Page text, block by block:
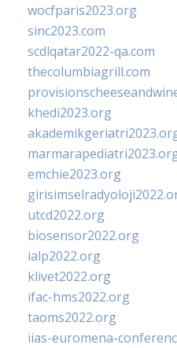
wocfparis2023.org
sinc2023.com
scdlqatar2022-qa.com
thecolumbiagrill.com
khedi2023.org
emchie2023.org
utcd2022.org
biosensor2022.org
ialp2022.org
klivet2022.org
ifac-hms2022.org
taoms2022.org
iias-euromena-